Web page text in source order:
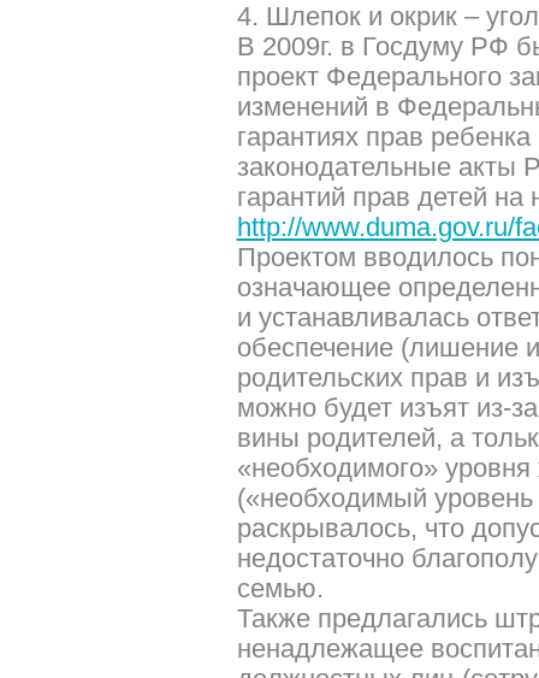
4. Шлепок и окрик –
В 2009г. в Госдуму РФ
проект Федерального
изменений в
гарантиях прав
законодательные акты
гарантий прав детей
http://www.duma.gov.ru/
Проектом вводилось
означающее
и устанавливалась
обеспечение (лишение
родительских прав и
можно будет изъят из-
вины родителей, а
«необходимого»
(«необходимый уровень
раскрывалось, что
недостаточно
семью.
Также предлагались
ненадлежащее